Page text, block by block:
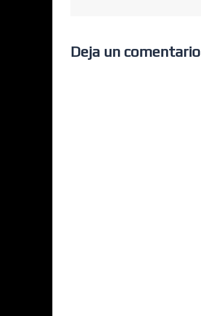
Deja un comentario